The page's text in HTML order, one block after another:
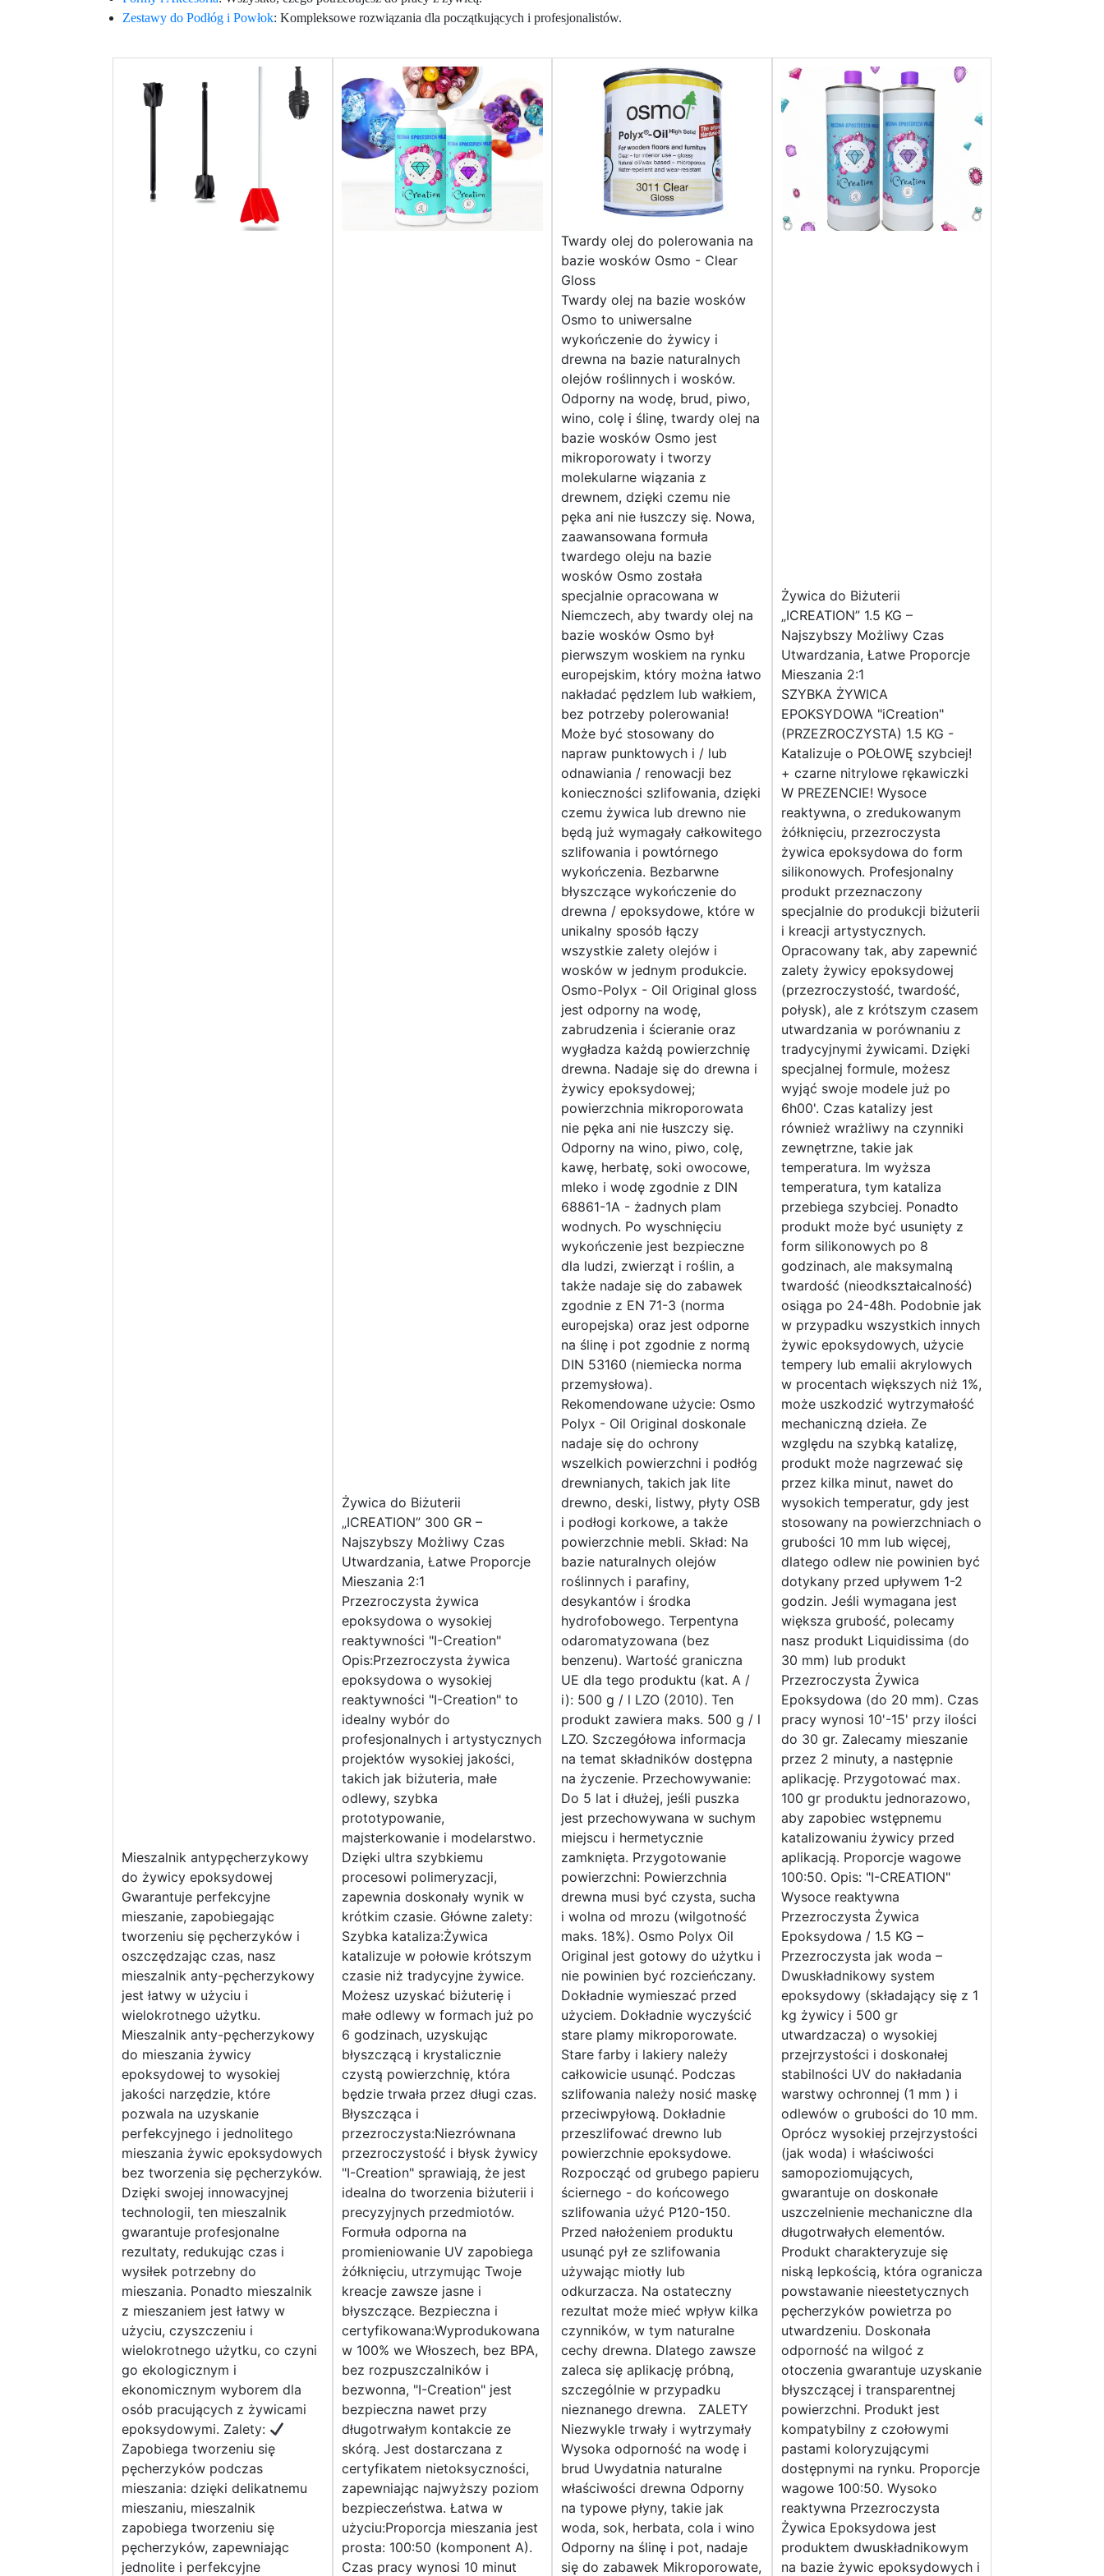
Zestawy do Podłóg i Powłok: Kompleksowe rozwiązania dla początkujących i profesjonalistów.
Mieszalnik antypęcherzykowy
do żywicy epoksydowej
Gwarantuje perfekcyjne
mieszanie, zapobiegając
tworzeniu się pęcherzyków i
oszczędzając czas, nasz
mieszalnik anty-pęcherzykowy
jest łatwy w użyciu i
wielokrotnego użytku.
Mieszalnik anty-pęcherzykowy
do mieszania żywicy
epoksydowej to wysokiej
jakości narzędzie, które
pozwala na uzyskanie
perfekcyjnego i jednolitego
mieszania żywic epoksydowych
bez tworzenia się pęcherzyków.
Dzięki swojej innowacyjnej
technologii, ten mieszalnik
gwarantuje profesjonalne
rezultaty, redukując czas i
wysiłek potrzebny do
mieszania. Ponadto mieszalnik
z mieszaniem jest łatwy w
użyciu, czyszczeniu i
wielokrotnego użytku, co czyni
go ekologicznym i
ekonomicznym wyborem dla
osób pracujących z żywicami
epoksydowymi. Zalety:
Zapobiega tworzeniu się
pęcherzyków podczas
mieszania: dzięki delikatnemu
mieszaniu, mieszalnik
zapobiega tworzeniu się
pęcherzyków, zapewniając
jednolite i perfekcyjne
Żywica do Biżuterii
„ICREATION” 300 GR –
Najszybszy Możliwy Czas
Utwardzania, Łatwe Proporcje
Mieszania 2:1
Przezroczysta żywica
epoksydowa o wysokiej
reaktywności "I-Creation"
Opis:Przezroczysta żywica
epoksydowa o wysokiej
reaktywności "I-Creation" to
idealny wybór do
profesjonalnych i artystycznych
projektów wysokiej jakości,
takich jak biżuteria, małe
odlewy, szybka
prototypowanie,
majsterkowanie i modelarstwo.
Dzięki ultra szybkiemu
procesowi polimeryzacji,
zapewnia doskonały wynik w
krótkim czasie. Główne zalety:
Szybka kataliza:Żywica
katalizuje w połowie krótszym
czasie niż tradycyjne żywice.
Możesz uzyskać biżuterię i
małe odlewy w formach już po
6 godzinach, uzyskując
błyszczącą i krystalicznie
czystą powierzchnię, która
będzie trwała przez długi czas.
Błyszcząca i
przezroczysta:Niezrównana
przezroczystość i błysk żywicy
"I-Creation" sprawiają, że jest
idealna do tworzenia biżuterii i
precyzyjnych przedmiotów.
Formuła odporna na
promieniowanie UV zapobiega
żółknięciu, utrzymując Twoje
kreacje zawsze jasne i
błyszczące. Bezpieczna i
certyfikowana:Wyprodukowana
w 100% we Włoszech, bez BPA,
bez rozpuszczalników i
bezwonna, "I-Creation" jest
bezpieczna nawet przy
długotrwałym kontakcie ze
skórą. Jest dostarczana z
certyfikatem nietoksyczności,
zapewniając najwyższy poziom
bezpieczeństwa. Łatwa w
użyciu:Proporcja mieszania jest
prosta: 100:50 (komponent A).
Czas pracy wynosi 10 minut
Twardy olej do polerowania na
bazie wosków Osmo - Clear
Gloss
Twardy olej na bazie wosków
Osmo to uniwersalne
wykończenie do żywicy i
drewna na bazie naturalnych
olejów roślinnych i wosków.
Odporny na wodę, brud, piwo,
wino, colę i ślinę, twardy olej na
bazie wosków Osmo jest
mikroporowaty i tworzy
molekularne wiązania z
drewnem, dzięki czemu nie
pęka ani nie łuszczy się. Nowa,
zaawansowana formuła
twardego oleju na bazie
wosków Osmo została
specjalnie opracowana w
Niemczech, aby twardy olej na
bazie wosków Osmo był
pierwszym woskiem na rynku
europejskim, który można łatwo
nakładać pędzlem lub wałkiem,
bez potrzeby polerowania!
Może być stosowany do
napraw punktowych i / lub
odnawiania / renowacji bez
konieczności szlifowania, dzięki
czemu żywica lub drewno nie
będą już wymagały całkowitego
szlifowania i powtórnego
wykończenia. Bezbarwne
błyszczące wykończenie do
drewna / epoksydowe, które w
unikalny sposób łączy
wszystkie zalety olejów i
wosków w jednym produkcie.
Osmo-Polyx - Oil Original gloss
jest odporny na wodę,
zabrudzenia i ścieranie oraz
wygładza każdą powierzchnię
drewna. Nadaje się do drewna i
żywicy epoksydowej;
powierzchnia mikroporowata
nie pęka ani nie łuszczy się.
Odporny na wino, piwo, colę,
kawę, herbatę, soki owocowe,
mleko i wodę zgodnie z DIN
68861-1A - żadnych plam
wodnych. Po wyschnięciu
wykończenie jest bezpieczne
dla ludzi, zwierząt i roślin, a
także nadaje się do zabawek
zgodnie z EN 71-3 (norma
europejska) oraz jest odporne
na ślinę i pot zgodnie z normą
DIN 53160 (niemiecka norma
przemysłowa).
Rekomendowane użycie: Osmo
Polyx - Oil Original doskonale
nadaje się do ochrony
wszelkich powierzchni i podłóg
drewnianych, takich jak lite
drewno, deski, listwy, płyty OSB
i podłogi korkowe, a także
powierzchnie mebli. Skład: Na
bazie naturalnych olejów
roślinnych i parafiny,
desykantów i środka
hydrofobowego. Terpentyna
odaromatyzowana (bez
benzenu). Wartość graniczna
UE dla tego produktu (kat. A /
i): 500 g / l LZO (2010). Ten
produkt zawiera maks. 500 g / l
LZO. Szczegółowa informacja
na temat składników dostępna
na życzenie. Przechowywanie:
Do 5 lat i dłużej, jeśli puszka
jest przechowywana w suchym
miejscu i hermetycznie
zamknięta. Przygotowanie
powierzchni: Powierzchnia
drewna musi być czysta, sucha
i wolna od mrozu (wilgotność
maks. 18%). Osmo Polyx Oil
Original jest gotowy do użytku i
nie powinien być rozcieńczany.
Dokładnie wymieszać przed
użyciem. Dokładnie wyczyścić
stare plamy mikroporowate.
Stare farby i lakiery należy
całkowicie usunąć. Podczas
szlifowania należy nosić maskę
przeciwpyłową. Dokładnie
przeszlifować drewno lub
powierzchnie epoksydowe.
Rozpocząć od grubego papieru
ściernego - do końcowego
szlifowania użyć P120-150.
Przed nałożeniem produktu
usunąć pył ze szlifowania
używając miotły lub
odkurzacza. Na ostateczny
rezultat może mieć wpływ kilka
czynników, w tym naturalne
cechy drewna. Dlatego zawsze
zaleca się aplikację próbną,
szczególnie w przypadku
nieznanego drewna. ZALETY
Niezwykle trwały i wytrzymały
Wysoka odporność na wodę i
brud Uwydatnia naturalne
właściwości drewna Odporny
na typowe płyny, takie jak
woda, sok, herbata, cola i wino
Odporny na ślinę i pot, nadaje
się do zabawek Mikroporowate,
Żywica do Biżuterii
„ICREATION” 1.5 KG –
Najszybszy Możliwy Czas
Utwardzania, Łatwe Proporcje
Mieszania 2:1
SZYBKA ŻYWICA
EPOKSYDOWA "iCreation"
(PRZEZROCZYSTA) 1.5 KG -
Katalizuje o POŁOWĘ szybciej!
+ czarne nitrylowe rękawiczki
W PREZENCIE! Wysoce
reaktywna, o zredukowanym
żółknięciu, przezroczysta
żywica epoksydowa do form
silikonowych. Profesjonalny
produkt przeznaczony
specjalnie do produkcji biżuterii
i kreacji artystycznych.
Opracowany tak, aby zapewnić
zalety żywicy epoksydowej
(przezroczystość, twardość,
połysk), ale z krótszym czasem
utwardzania w porównaniu z
tradycyjnymi żywicami. Dzięki
specjalnej formule, możesz
wyjąć swoje modele już po
6h00'. Czas katalizy jest
również wrażliwy na czynniki
zewnętrzne, takie jak
temperatura. Im wyższa
temperatura, tym kataliza
przebiega szybciej. Ponadto
produkt może być usunięty z
form silikonowych po 8
godzinach, ale maksymalną
twardość (nieodkształcalność)
osiąga po 24-48h. Podobnie jak
w przypadku wszystkich innych
żywic epoksydowych, użycie
tempery lub emalii akrylowych
w procentach większych niż 1%,
może uszkodzić wytrzymałość
mechaniczną dzieła. Ze
względu na szybką katalizę,
produkt może nagrzewać się
przez kilka minut, nawet do
wysokich temperatur, gdy jest
stosowany na powierzchniach o
grubości 10 mm lub więcej,
dlatego odlew nie powinien być
dotykany przed upływem 1-2
godzin. Jeśli wymagana jest
większa grubość, polecamy
nasz produkt Liquidissima (do
30 mm) lub produkt
Przezroczysta Żywica
Epoksydowa (do 20 mm). Czas
pracy wynosi 10'-15' przy ilości
do 30 gr. Zalecamy mieszanie
przez 2 minuty, a następnie
aplikację. Przygotować max.
100 gr produktu jednorazowo,
aby zapobiec wstępnemu
katalizowaniu żywicy przed
aplikacją. Proporcje wagowe
100:50. Opis: "I-CREATION"
Wysoce reaktywna
Przezroczysta Żywica
Epoksydowa / 1.5 KG –
Przezroczysta jak woda –
Dwuskładnikowy system
epoksydowy (składający się z 1
kg żywicy i 500 gr
utwardzacza) o wysokiej
przejrzystości i doskonałej
stabilności UV do nakładania
warstwy ochronnej (1 mm ) i
odlewów o grubości do 10 mm.
Oprócz wysokiej przejrzystości
(jak woda) i właściwości
samopoziomujących,
gwarantuje on doskonałe
uszczelnienie mechaniczne dla
długotrwałych elementów.
Produkt charakteryzuje się
niską lepkością, która ogranicza
powstawanie nieestetycznych
pęcherzyków powietrza po
utwardzeniu. Doskonała
odporność na wilgoć z
otoczenia gwarantuje uzyskanie
błyszczącej i transparentnej
powierzchni. Produkt jest
kompatybilny z czołowymi
pastami koloryzującymi
dostępnymi na rynku. Proporcje
wagowe 100:50. Wysoko
reaktywna Przezroczysta
Żywica Epoksydowa jest
produktem dwuskładnikowym
na bazie żywic epoksydowych i